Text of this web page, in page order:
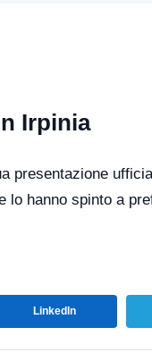
Irpinia
presentazione
lo hanno spinto a
LinkedIn